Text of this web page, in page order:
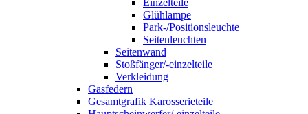
Einzelteile
Glühlampe
Park-/Positionsleuchte
Seitenleuchten
Seitenwand
Stoßfänger/-einzelteile
Verkleidung
Gasfedern
Gesamtgrafik Karosserieteile